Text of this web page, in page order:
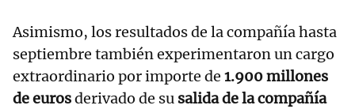
Asimismo, los resultados de la compañía hasta
septiembre también experimentaron un cargo
extraordinario por importe de 1.900 millones
de eurosderivado de su salida de la compañía